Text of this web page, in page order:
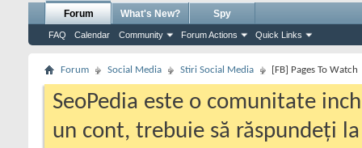
Forum
FAQ Calendar Community Forum Actions Quick Links
What's New? Spy
Forum Social Media Stiri Social Media [FB] Pages To Watch
SeoPedia este o comunitate
un cont, trebuie să răspundeți